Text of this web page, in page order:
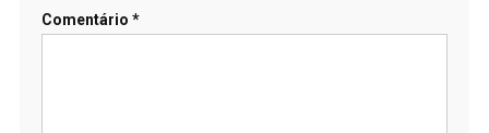
Comentário *